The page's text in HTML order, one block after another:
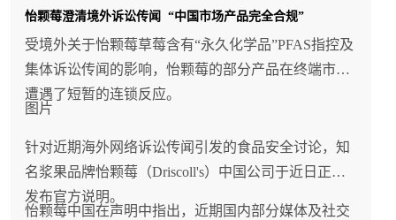
怡颗莓澄清境外诉讼传闻 “中国市场产品完全合规”
受境外关于怡颗莓草莓含有“永久化学品”PFAS指控及
集体诉讼传闻的影响，怡颗莓的部分产品在终端市场
遭遇了短暂的连锁反应。
图片
针对近期海外网络诉讼传闻引发的食品安全讨论，知
名浆果品牌怡颗莓（Driscoll's）中国公司于近日正式
发布官方说明。
怡颗莓中国在声明中指出，近期国内部分媒体及社交